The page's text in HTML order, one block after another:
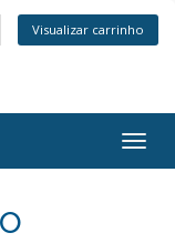
Visualizar carrinho